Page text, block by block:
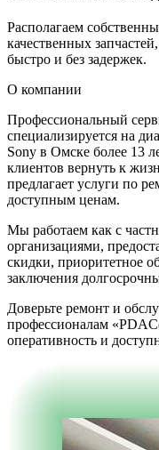
Располагаем
качественных
быстро и без задержек.
О компании
Профессиональный
специализируется на
Sony в Омске более 13
клиентов вернуть к
предлагает услуги по
доступным ценам.
Мы работаем как с
организациями,
скидки, приоритетное
заключения
Доверьте ремонт и
профессионалам
оперативность и